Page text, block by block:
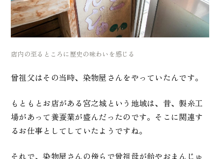
店内の至るところに歴史の味わいを感じる
曾祖父はその当時、染物屋さんをやっていたんです。
もともとお店がある宮之城という地域は、昔、製糸工
場があって養蚕業が盛んだったのです。そこに関連す
るお仕事としてしていたようですね。
それで、染物屋さんの傍らで曾祖母が飴やおまんじゅ